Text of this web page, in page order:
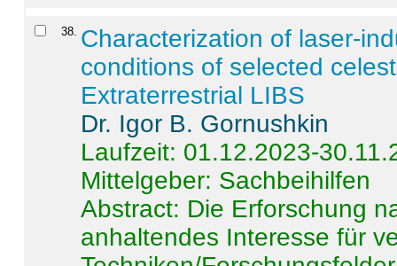
38. Characterization of laser-
conditions of selected
Extraterrestrial LIBS
Dr. Igor B. Gornushkin
Laufzeit: 01.12.2023-
Mittelgeber: Sachbeihilfen
Abstract: Die Erforschung
anhaltendes Interesse für